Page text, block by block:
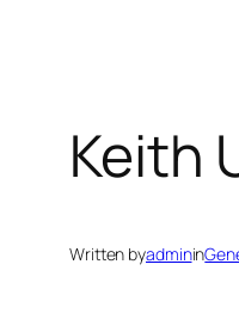
Keith
Written byadminin